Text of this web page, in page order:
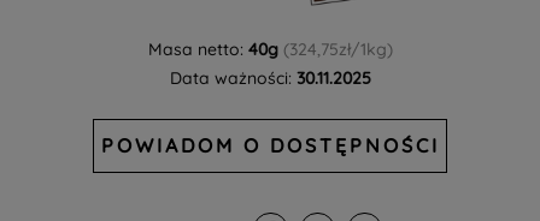
Masa netto: 40g (324,75zł/1kg)
Data ważności: 30.11.2025
POWIADOM O DOSTĘPNOŚCI